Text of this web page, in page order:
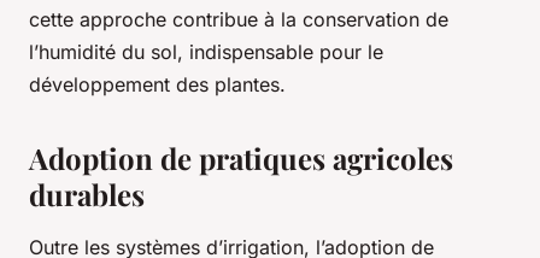
cette approche contribue à la conservation de
l’humidité du sol, indispensable pour le
développement des plantes.
Adoption de pratiques agricoles
durables
Outre les systèmes d’irrigation, l’adoption de